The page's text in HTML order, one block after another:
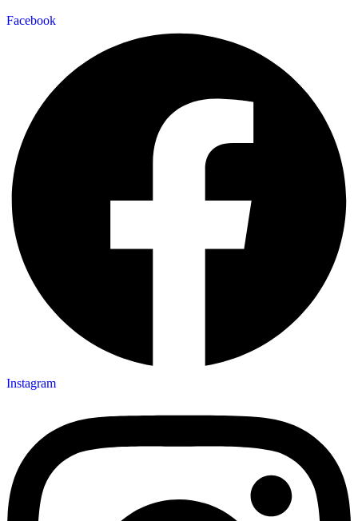
Facebook
Instagram